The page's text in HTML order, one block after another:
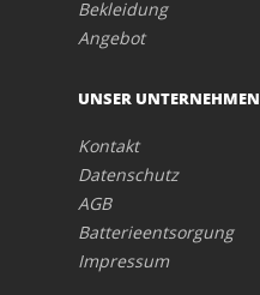
Bekleidung
Angebot
UNSER UNTERNEHMEN
Kontakt
Datenschutz
AGB
Batterieentsorgung
Impressum